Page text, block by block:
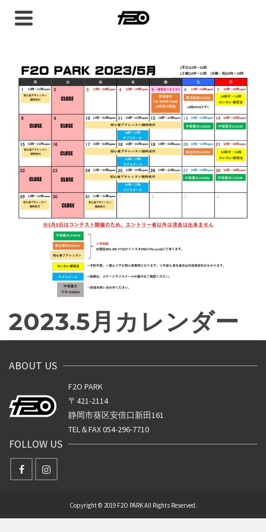
2023.5月カレンダー
ABOUT US
F2O PARK
〒421-2114
静岡市葵区安倍口新田161
TEL＆FAX 054-296-7710
FOLLOW US
Copyright © 2019 F2O PARK All Rights Reserved.